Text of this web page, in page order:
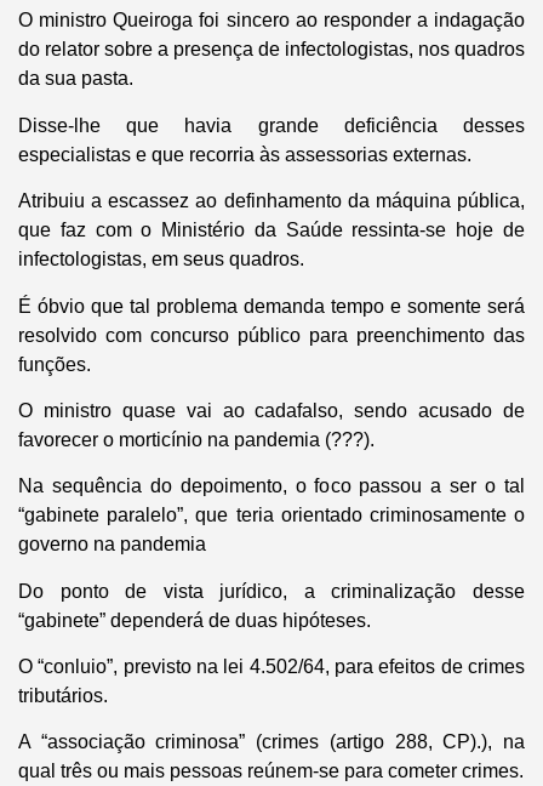
O ministro Queiroga foi sincero ao responder a indagação
do relator sobre a presença de infectologistas, nos quadros
da sua pasta.
Disse-lhe que havia grande deficiência desses
especialistas e que recorria às assessorias externas.
Atribuiu a escassez ao definhamento da máquina pública,
que faz com o Ministério da Saúde ressinta-se hoje de
infectologistas, em seus quadros.
É óbvio que tal problema demanda tempo e somente será
resolvido com concurso público para preenchimento das
funções.
O ministro quase vai ao cadafalso, sendo acusado de
favorecer o morticínio na pandemia (???).
Na sequência do depoimento, o foco passou a ser o tal
“gabinete paralelo”, que teria orientado criminosamente o
governo na pandemia
Do ponto de vista jurídico, a criminalização desse
“gabinete” dependerá de duas hipóteses.
O “conluio”, previsto na lei 4.502/64, para efeitos de crimes
tributários.
A “associação criminosa” (crimes (artigo 288, CP).), na
qual três ou mais pessoas reúnem-se para cometer crimes.